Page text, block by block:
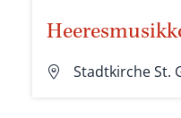
Stadtkirche St.